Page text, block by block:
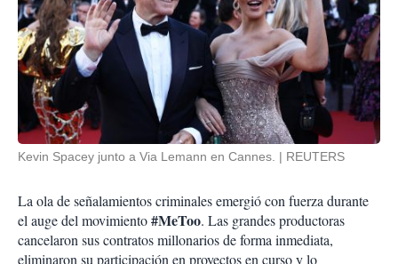
Kevin Spacey junto a Via Lemann en Cannes. REUTERS
La ola de señalamientos criminales emergió con fuerza durante
el auge del movimiento#MeToo. Las grandes productoras
cancelaron sus contratos millonarios de forma inmediata,
eliminaron su participación en proyectos en curso y lo